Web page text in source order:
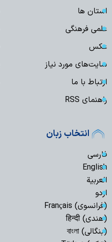
استان ها
علمی فرهنگی
عکس
سایت‌های مورد نیاز
ارتباط با ما
راهنمای RSS
انتخاب زبان
فارسی
English
العربیة
اردو
(فرانسوی) Français
(هندی) हिन्दी
(بنگالی) বাংলা